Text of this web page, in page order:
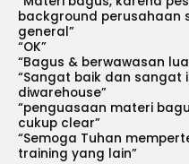
background perusahaan
general”
“OK”
“Bagus & berwawasan
“Sangat baik dan sangat
diwarehouse”
“penguasaan materi
cukup clear”
“Semoga Tuhan
training yang lain”